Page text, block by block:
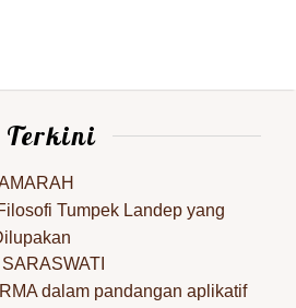
Terkini
Tumpek Landep yang
dalam pandangan aplikatif